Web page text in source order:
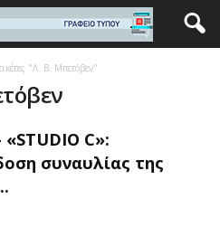
"Λ. Β. Μπετόβεν"
C»:
συναυλίας της